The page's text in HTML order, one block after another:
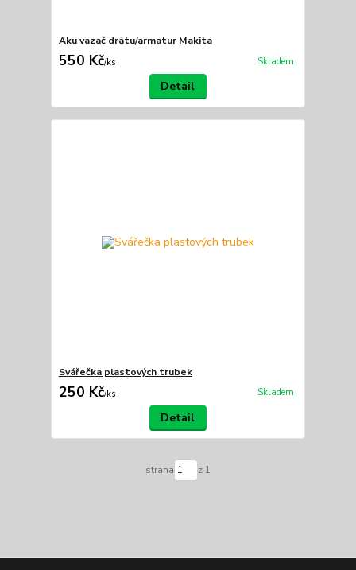
Aku vazač drátu/armatur Makita
550 Kč/ks Skladem
Detail
Svářečka plastových trubek
250 Kč/ks Skladem
Detail
strana z 1